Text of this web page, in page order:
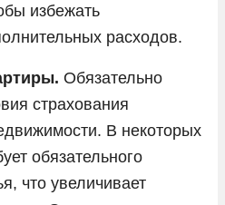
избежать
расходов.
Обязательно
страхования
В некоторых
обязательного
что увеличивает